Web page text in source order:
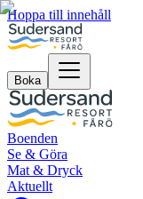
Hoppa till innehåll
Boka
Boenden
Se & Göra
Mat & Dryck
Aktuellt